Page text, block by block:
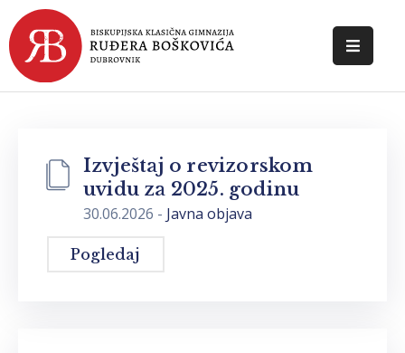
POČETNA
DOKUMENTI
Izvještaj o revizorskom
uvidu za 2025. godinu
30.06.2026 - Javna objava
Pogledaj